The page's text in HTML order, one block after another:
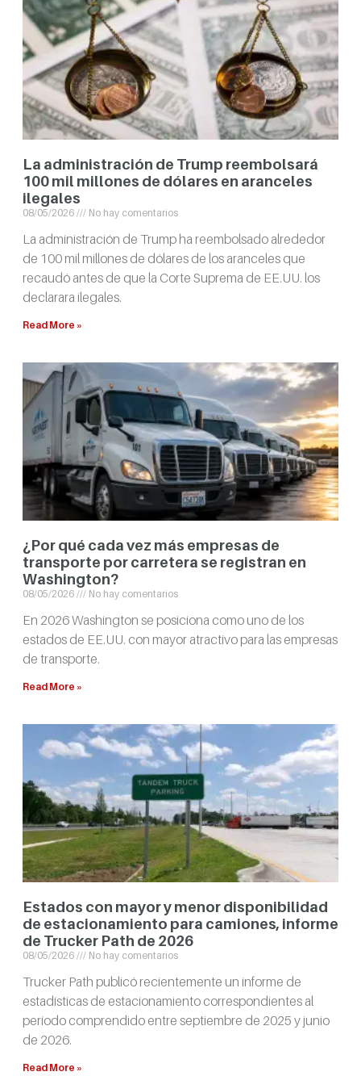
La administración de Trump reembolsará
100 mil millones de dólares en aranceles
ilegales
08/05/2026 No hay comentarios
La administración de Trump ha reembolsado alrededor
de 100 mil millones de dólares de los aranceles que
recaudó antes de que la Corte Suprema de EE.UU. los
declarara ilegales.
Read More »
¿Por qué cada vez más empresas de
transporte por carretera se registran en
Washington?
08/05/2026 No hay comentarios
En 2026 Washington se posiciona como uno de los
estados de EE.UU. con mayor atractivo para las empresas
de transporte.
Read More »
Estados con mayor y menor disponibilidad
de estacionamiento para camiones, informe
de Trucker Path de 2026
08/05/2026 No hay comentarios
Trucker Path publicó recientemente un informe de
estadísticas de estacionamiento correspondientes al
período comprendido entre septiembre de 2025 y junio
de 2026.
Read More »